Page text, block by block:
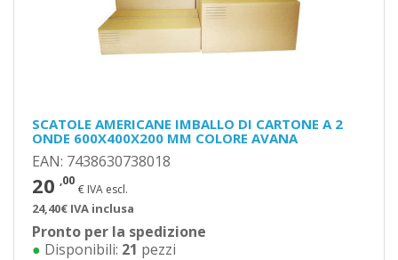
SCATOLE AMERICANE IMBALLO DI CARTONE A 2
ONDE 600X400X200 MM COLORE AVANA
EAN: 7438630738018
20 ,00
€ IVA escl.
24,40€ IVA inclusa
Pronto per la spedizione
● Disponibili: 21 pezzi